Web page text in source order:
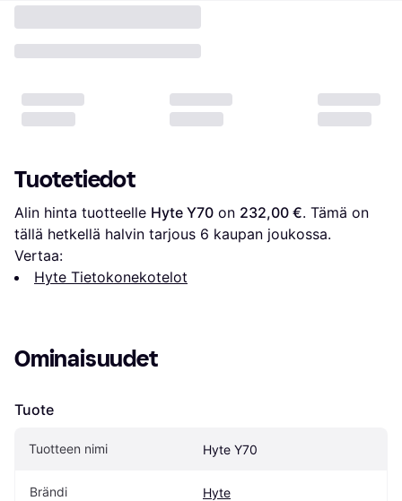
Tuotetiedot
Alin hinta tuotteelle Hyte Y70 on 232,00 €. Tämä on
tällä hetkellä halvin tarjous 6 kaupan joukossa.
Vertaa:
Hyte Tietokonekotelot
Ominaisuudet
Tuote
Tuotteen nimi Hyte Y70
Brändi Hyte